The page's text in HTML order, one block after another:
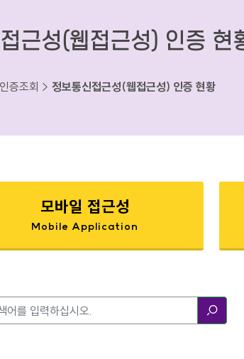
근성(웹접근성) 인증 현
증조회 > 정보통신접근성(웹접근성) 인증 현황
모바일 접근성
Mobile Application